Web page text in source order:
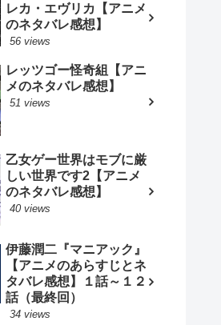
レカ・エヴリカ【アニメ
のネタバレ感想】
56 views
レッツゴー怪奇組【アニ
メのネタバレ感想】
51 views
乙女ゲー世界はモブに厳
しい世界です2【アニメ
のネタバレ感想】
40 views
伊藤潤二『マニアック』
【アニメのあらすじとネ
タバレ感想】１話～１２
話（最終回）
34 views